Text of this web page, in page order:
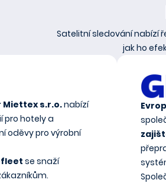
Satelitní sledování nabízí
jak ho
Miettex s.r.o.nabízí
pro hotely a
oděvy pro výrobní
se snaží